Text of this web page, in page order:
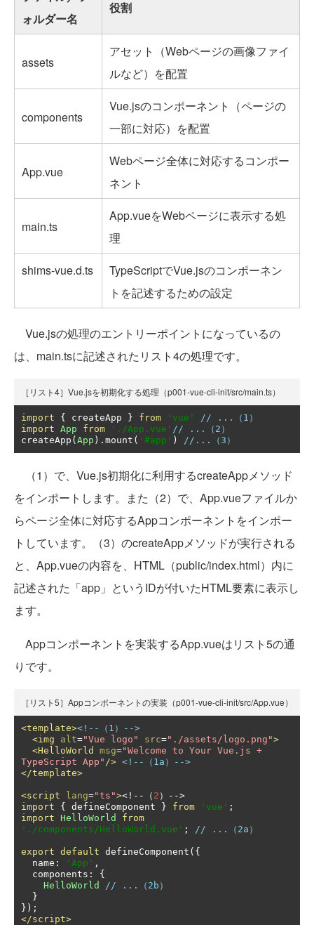
ォルダー名
役割
assets
アセット（Webページの画像ファイ
ルなど）を配置
components
Vue.jsのコンポーネント（ページの
一部に対応）を配置
App.vue
Webページ全体に対応するコンポー
ネント
main.ts
App.vueをWebページに表示する処
理
shims-vue.d.ts
TypeScriptでVue.jsのコンポーネン
トを記述するための設定
Vue.jsの処理のエントリーポイントになっているの
は、main.tsに記述されたリスト4の処理です。
［リスト4］Vue.jsを初期化する処理（p001-vue-cli-init/src/main.ts）
import { createApp } from 'vue'
// ...（1）
import App from './App.vue' // ...（2）
createApp ( App ). mount ( '#app' ) //...（3）
（1）で、Vue.js初期化に利用するcreateAppメソッド
をインポートします。また（2）で、App.vueファイルか
らページ全体に対応するAppコンポーネントをインポー
トしています。（3）のcreateAppメソッドが実行される
と、App.vueの内容を、HTML（public/index.html）内に
記述された「app」というIDが付いたHTML要素に表示し
ます。
Appコンポーネントを実装するApp.vueはリスト5の通
りです。
［リスト5］Appコンポーネントの実装（p001-vue-cli-init/src/App.vue）
<template><!--（1）-->
<img
alt="Vue logo" src="./assets/logo.png">
<HelloWorld
msg="Welcome to Your Vue.js +
TypeScript App" /> <!--（1a）-->
</template>
<script lang="ts"><!--（ 2 ）-->
import
{ defineComponent } from 'vue' ;
import HelloWorld
from
'./components/HelloWorld.vue' ; // ...（2a）
export default defineComponent ({
  name
: 'App' ,
  components
:
{
HelloWorld
// ...（2b）
}
});
</script>